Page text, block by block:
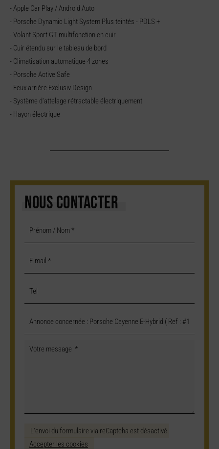
- Apple Car Play / Android Auto
- Porsche Dynamic Light System Plus teintés - PDLS +
- Volant Sport GT multifonction en cuir
- Cuir étendu sur le tableau de bord
- Climatisation automatique 4 zones
- Porsche Active Safe
- Feux arrière Exclusiv Design
- Système d'attelage rétractable électriquement
- Hayon électrique
NOUS CONTACTER
L'envoi du formulaire via reCaptcha est désactivé.
Accepter les cookies